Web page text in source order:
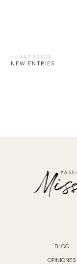
NEW ENTRIES
BLOG
OPINIONES